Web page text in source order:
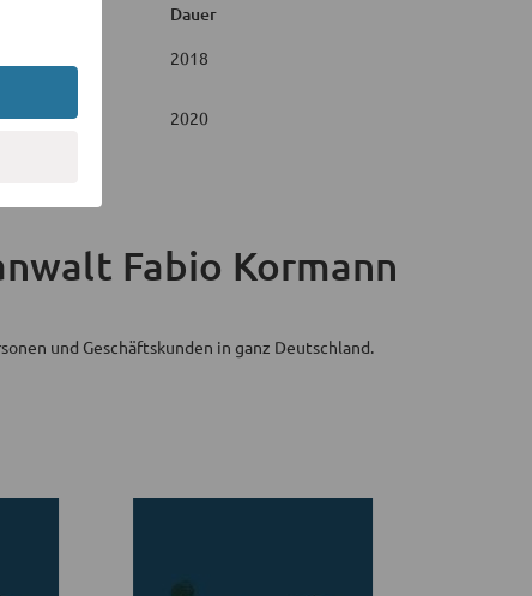
Dauer
2018
2020
Fabio Kormann
und Geschäftskunden in ganz Deutschland.